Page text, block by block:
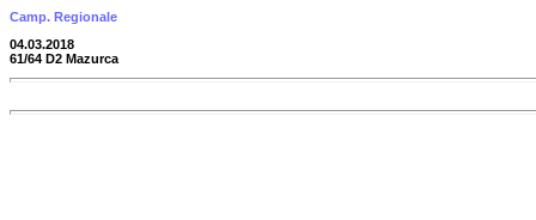
Camp. Regionale
04.03.2018
61/64 D2 Mazurca